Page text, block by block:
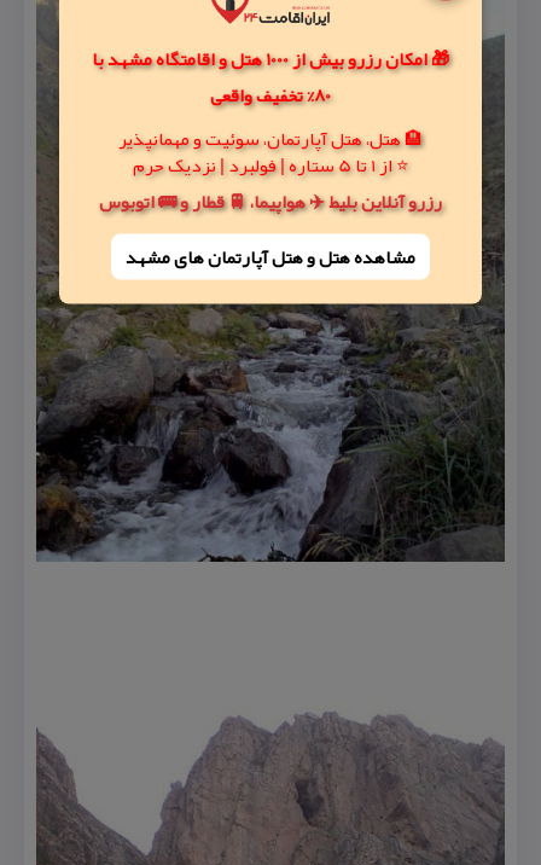
🎁 امکان رزرو بیش از 1000 هتل و اقامتگاه مشهد با
80% تخفیف واقعی
🏨 هتل، هتل آپارتمان، سوئیت و مهمانپذیر
⭐ از 1 تا 5 ستاره | فولبرد | نزدیک حرم
رزرو آنلاین بلیط ✈️ هواپیما، 🚆 قطار و 🚌 اتوبوس
مشاهده هتل و هتل‌ آپارتمان های مشهد